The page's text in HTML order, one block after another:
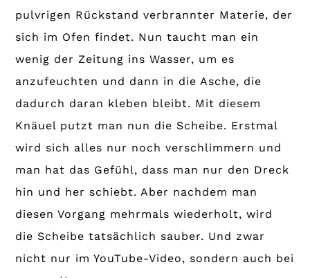
pulvrigen Rückstand verbrannter Materie, der
sich im Ofen findet. Nun taucht man ein
wenig der Zeitung ins Wasser, um es
anzufeuchten und dann in die Asche, die
dadurch daran kleben bleibt. Mit diesem
Knäuel putzt man nun die Scheibe. Erstmal
wird sich alles nur noch verschlimmern und
man hat das Gefühl, dass man nur den Dreck
hin und her schiebt. Aber nachdem man
diesen Vorgang mehrmals wiederholt, wird
die Scheibe tatsächlich sauber. Und zwar
nicht nur im YouTube-Video, sondern auch bei